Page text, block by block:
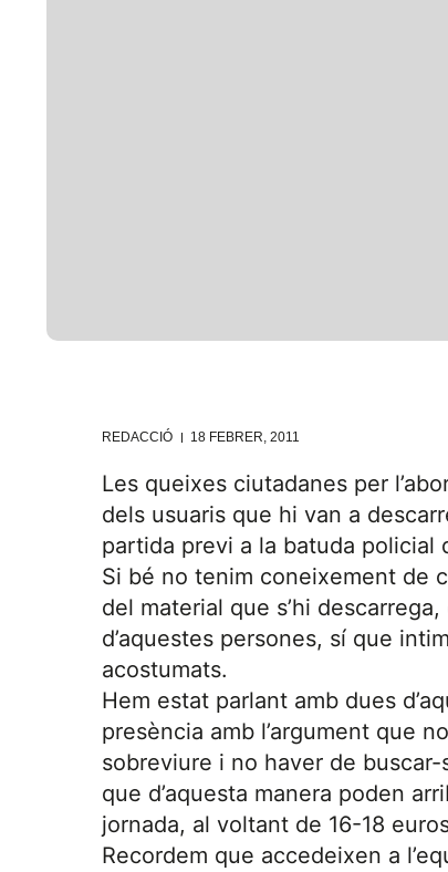
REDACCIÓ 18 FEBRER, 2011
Les queixes ciutadanes per
dels usuaris que hi van a
partida previ a la batuda policial
Si bé no tenim coneixement de
del material que s’hi
d’aquestes persones, sí que
acostumats.
Hem estat parlant amb dues
presència amb l’argument que
sobreviure i no haver de
que d’aquesta manera poden
jornada, al voltant de 16-18
Recordem que accedeixen a